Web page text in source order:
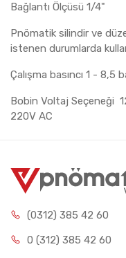
Bağlantı Ölçüsü 1/4"
Pnömatik silindir ve
istenen durumlarda
Çalışma basıncı 1 - 8,5
Bobin Voltaj Seçeneği
220V AC
(0312) 385 42 60
0 (312) 385 42 60